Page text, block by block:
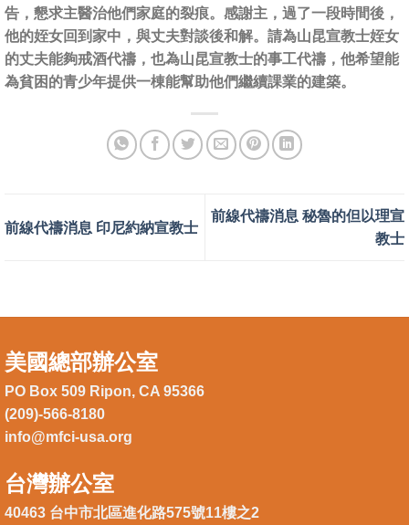
告，懇求主醫治他們家庭的裂痕。感謝主，過了一段時間後，
他的姪女回到家中，與丈夫對談後和解。請為山昆宣教士姪女
的丈夫能夠戒酒代禱，也為山昆宣教士的事工代禱，他希望能
為貧困的青少年提供一棟能幫助他們繼續課業的建築。
前線代禱消息 印尼約納宣教士
前線代禱消息 秘魯的但以理宣
教士
美國總部辦公室
PO Box 509 Ripon, CA 95366
(209)-566-8180
info@mfci-usa.org
台灣辦公室
40463 台中市北區進化路575號11樓之2